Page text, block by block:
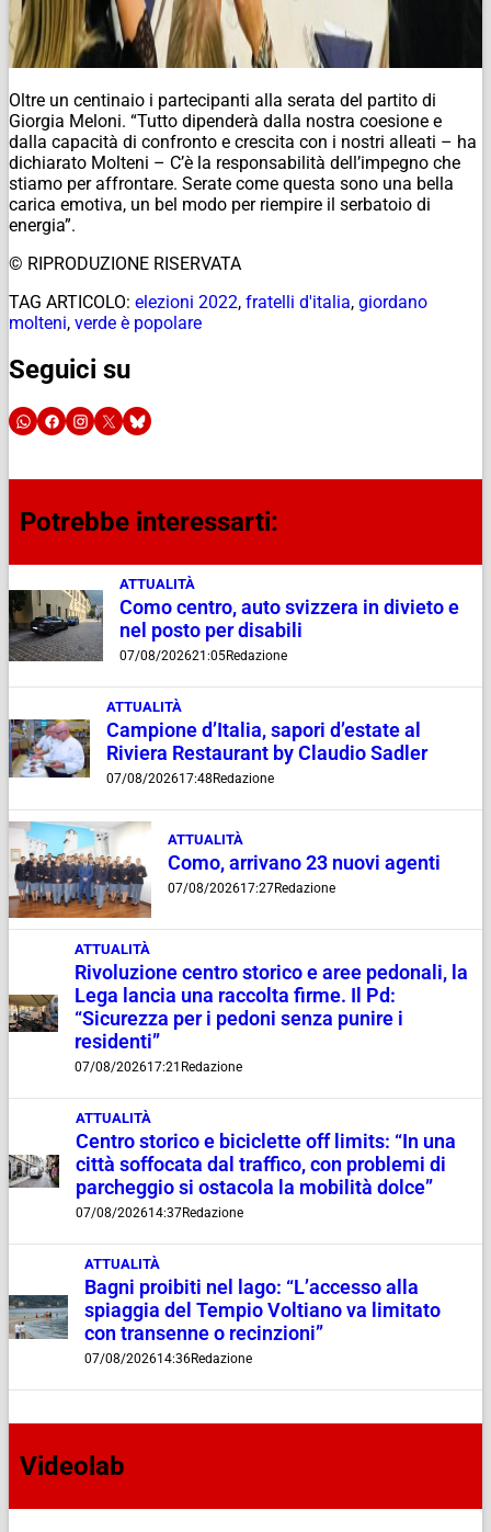
Oltre un centinaio i partecipanti alla serata del partito di
Giorgia Meloni. “Tutto dipenderà dalla nostra coesione e
dalla capacità di confronto e crescita con i nostri alleati – ha
dichiarato Molteni – C’è la responsabilità dell’impegno che
stiamo per affrontare. Serate come questa sono una bella
carica emotiva, un bel modo per riempire il serbatoio di
energia”.
© RIPRODUZIONE RISERVATA
TAG ARTICOLO: elezioni 2022, fratelli d'italia, giordano
molteni, verde è popolare
Seguici su
Potrebbe interessarti:
ATTUALITÀ
Como centro, auto svizzera in divieto e
nel posto per disabili
07/08/202621:05Redazione
ATTUALITÀ
Campione d’Italia, sapori d’estate al
Riviera Restaurant by Claudio Sadler
07/08/202617:48 Redazione
ATTUALITÀ
Como, arrivano 23 nuovi agenti
07/08/202617:27Redazione
ATTUALITÀ
Rivoluzione centro storico e aree pedonali, la
Lega lancia una raccolta firme. Il Pd:
“Sicurezza per i pedoni senza punire i
residenti”
07/08/202617:21 Redazione
ATTUALITÀ
Centro storico e biciclette off limits: “In una
città soffocata dal traffico, con problemi di
parcheggio si ostacola la mobilità dolce”
07/08/202614:37Redazione
ATTUALITÀ
Bagni proibiti nel lago: “L’accesso alla
spiaggia del Tempio Voltiano va limitato
con transenne o recinzioni”
07/08/202614:36Redazione
Videolab